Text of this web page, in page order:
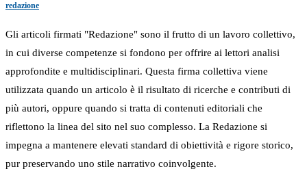
redazione
Gli articoli firmati "Redazione" sono il frutto di un lavoro collettivo,
in cui diverse competenze si fondono per offrire ai lettori analisi
approfondite e multidisciplinari. Questa firma collettiva viene
utilizzata quando un articolo è il risultato di ricerche e contributi di
più autori, oppure quando si tratta di contenuti editoriali che
riflettono la linea del sito nel suo complesso. La Redazione si
impegna a mantenere elevati standard di obiettività e rigore storico,
pur preservando uno stile narrativo coinvolgente.